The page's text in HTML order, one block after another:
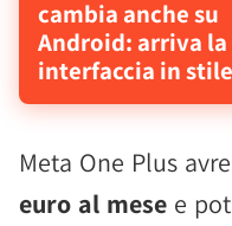
cambia anche su
Android: arriva
interfaccia in
Meta One Plus
euro al mese e